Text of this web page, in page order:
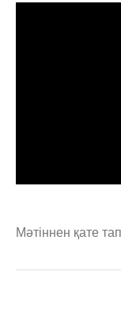
Мәтіннен қате